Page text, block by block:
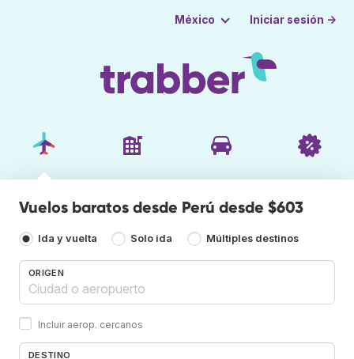
México Iniciar sesión →
Vuelos baratos desde Perú desde $603
Ida y vuelta Solo ida Múltiples destinos
ORIGEN
Incluir aerop. cercanos
DESTINO